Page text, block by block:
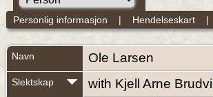
Personlig informasjon | Hendelseskart|
Navn Ole Larsen
Slektskap with Kjell Arne